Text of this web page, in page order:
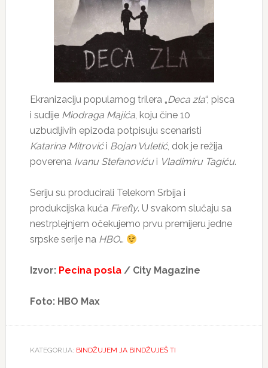
Ekranizaciju popularnog trilera „Deca zla“, pisca
i sudije Miodraga Majića, koju čine 10
uzbudljivih epizoda potpisuju scenaristi
Katarina Mitrovići Bojan Vuletić, dok je režija
poverena Ivanu Stefanovićui Vladimiru Tagiću.
Seriju su producirali Telekom Srbija i
produkcijska kuća Firefly. U svakom slučaju sa
nestrplejnjem očekujemo prvu premijeru jedne
srpske serije na HBO…
Izvor: Pecina posla/ City Magazine
Foto: HBO Max
KATEGORIJA: BINDŽUJEM JA BINDŽUJEŠ TI